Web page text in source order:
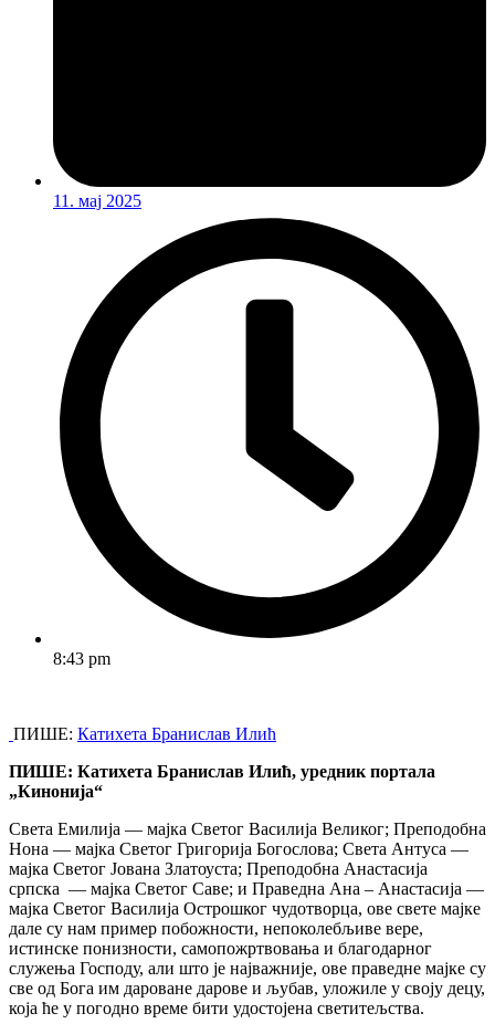
11. мај 2025
8:43 pm
ПИШЕ: Катихета Бранислав Илић
ПИШЕ: Катихета Бранислав Илић, уредник портала
„Кинонија“
Света Емилија — мајка Светог Василија Великог; Преподобна
Нона — мајка Светог Григорија Богослова; Света Антуса —
мајка Светог Јована Златоуста; Преподобна Анастасија
српска — мајка Светог Саве; и Праведна Ана – Анастасија —
мајка Светог Василија Острошког чудотворца, ове свете мајке
дале су нам пример побожности, непоколебљиве вере,
истинске понизности, самопожртвовања и благодарног
служења Господу, али што је најважније, ове праведне мајке су
све од Бога им дароване дарове и љубав, уложиле у своју децу,
која ће у погодно време бити удостојена светитељства.